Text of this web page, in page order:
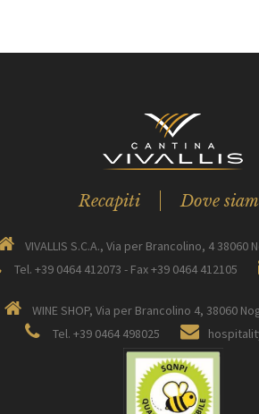
Recapiti Dove
VIVALLIS S.C.A., Via per Brancolino, 4 38060
Tel. +39 0464 412073 - Fax +39 0464 412105
WINE SHOP, Via per Brancolino 4, 38060
Tel. +39 0464 498025